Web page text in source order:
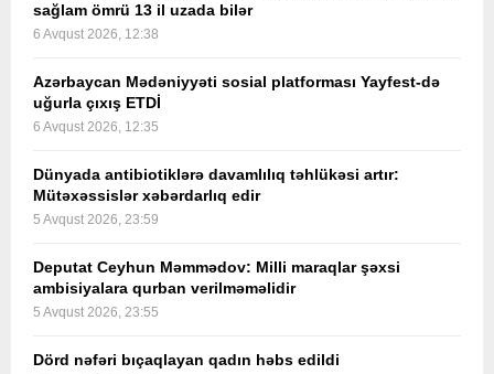
sağlam ömrü 13 il uzada bilər
6 Avqust 2026, 12:38
Azərbaycan Mədəniyyəti sosial platforması Yayfest-də
uğurla çıxış ETDİ
6 Avqust 2026, 12:35
Dünyada antibiotiklərə davamlılıq təhlükəsi artır:
Mütəxəssislər xəbərdarlıq edir
5 Avqust 2026, 23:59
Deputat Ceyhun Məmmədov: Milli maraqlar şəxsi
ambisiyalara qurban verilməməlidir
5 Avqust 2026, 23:55
Dörd nəfəri bıçaqlayan qadın həbs edildi